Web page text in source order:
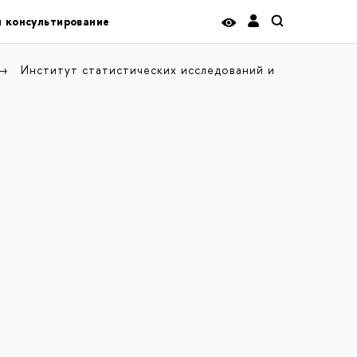
Институт статистических исследований и